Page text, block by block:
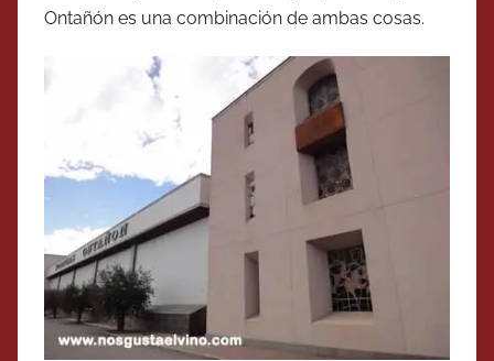
Ontañón es una combinación de ambas cosas.